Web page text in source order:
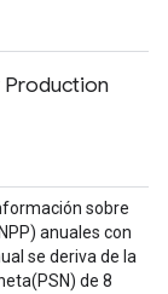
Production
sobre
anuales con
se deriva de la
de 8